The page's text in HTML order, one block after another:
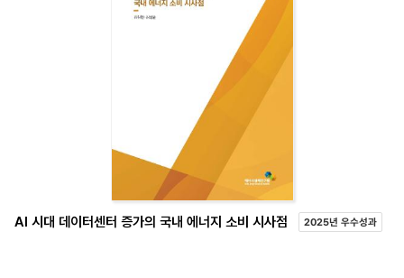
AI 시대 데이터센터 증가의 국내 에너지 소비 시사점 2025년 우수성과